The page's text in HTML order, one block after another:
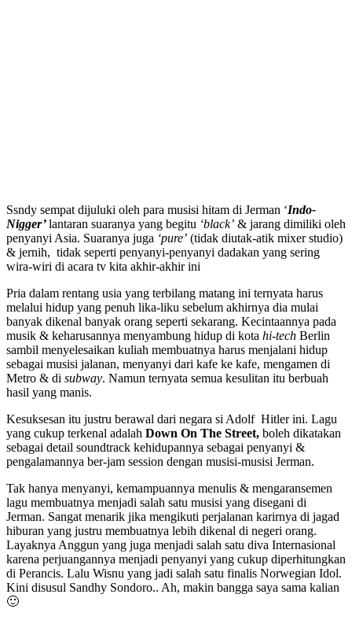
Ssndy sempat dijuluki oleh para musisi hitam di Jerman ‘Indo-
Nigger’lantaran suaranya yang begitu ‘black’ & jarang dimiliki oleh
penyanyi Asia. Suaranya juga ‘pure’ (tidak diutak-atik mixer studio)
& jernih, tidak seperti penyanyi-penyanyi dadakan yang sering
wira-wiri di acara tv kita akhir-akhir ini
Pria dalam rentang usia yang terbilang matang ini ternyata harus
melalui hidup yang penuh lika-liku sebelum akhirnya dia mulai
banyak dikenal banyak orang seperti sekarang. Kecintaannya pada
musik & keharusannya menyambung hidup di kota hi-tech Berlin
sambil menyelesaikan kuliah membuatnya harus menjalani hidup
sebagai musisi jalanan, menyanyi dari kafe ke kafe, mengamen di
Metro & di subway. Namun ternyata semua kesulitan itu berbuah
hasil yang manis.
Kesuksesan itu justru berawal dari negara si Adolf Hitler ini. Lagu
yang cukup terkenal adalah Down On The Street, boleh dikatakan
sebagai detail soundtrack kehidupannya sebagai penyanyi &
pengalamannya ber-jam session dengan musisi-musisi Jerman.
Tak hanya menyanyi, kemampuannya menulis & mengaransemen
lagu membuatnya menjadi salah satu musisi yang disegani di
Jerman. Sangat menarik jika mengikuti perjalanan karirnya di jagad
hiburan yang justru membuatnya lebih dikenal di negeri orang.
Layaknya Anggun yang juga menjadi salah satu diva Internasional
karena perjuangannya menjadi penyanyi yang cukup diperhitungkan
di Perancis. Lalu Wisnu yang jadi salah satu finalis Norwegian Idol.
Kini disusul Sandhy Sondoro.. Ah, makin bangga saya sama kalian
🙂